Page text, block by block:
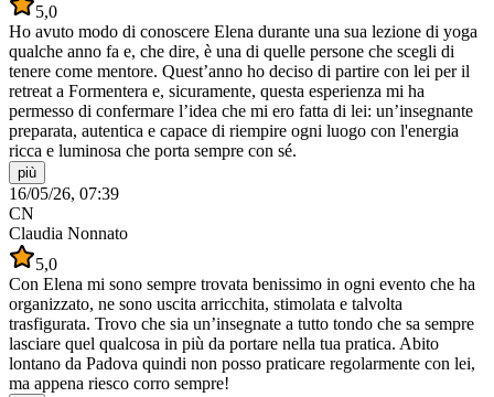
5,0
Ho avuto modo di conoscere Elena durante una sua lezione di yoga
qualche anno fa e, che dire, è una di quelle persone che scegli di
tenere come mentore. Quest’anno ho deciso di partire con lei per il
retreat a Formentera e, sicuramente, questa esperienza mi ha
permesso di confermare l’idea che mi ero fatta di lei: un’insegnante
preparata, autentica e capace di riempire ogni luogo con l'energia
ricca e luminosa che porta sempre con sé.
più
16/05/26, 07:39
CN
Claudia Nonnato
5,0
Con Elena mi sono sempre trovata benissimo in ogni evento che ha
organizzato, ne sono uscita arricchita, stimolata e talvolta
trasfigurata. Trovo che sia un’insegnate a tutto tondo che sa sempre
lasciare quel qualcosa in più da portare nella tua pratica. Abito
lontano da Padova quindi non posso praticare regolarmente con lei,
ma appena riesco corro sempre!